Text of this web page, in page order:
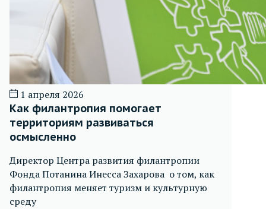
1 апреля 2026
Как филантропия помогает
территориям развиваться
осмысленно
Директор Центра развития филантропии
Фонда Потанина Инесса Захарова о том, как
филантропия меняет туризм и культурную
среду